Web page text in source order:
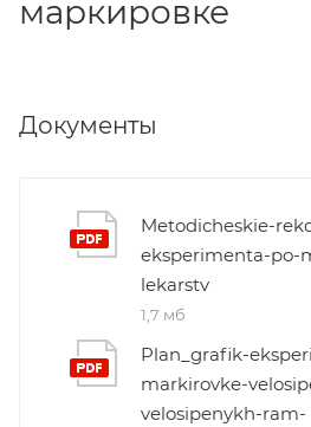
маркировке
Документы
Metodicheskie-
eksperimenta-po-
lekarstv
1,7 мб
Plan_grafik-
markirovke-
velosipenykh-ram-